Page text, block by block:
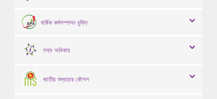
বার্ষিক কর্মসম্পাদন চুক্তি
তথ্য অধিকার
জাতীয় শুদ্ধাচার কৌশল